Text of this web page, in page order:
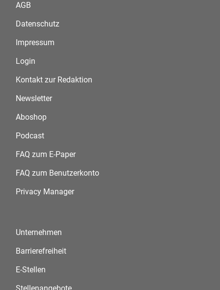
AGB
Datenschutz
Impressum
Login
Kontakt zur Redaktion
Newsletter
Aboshop
Podcast
FAQ zum E-Paper
FAQ zum Benutzerkonto
Privacy Manager
Unternehmen
Barrierefreiheit
E-Stellen